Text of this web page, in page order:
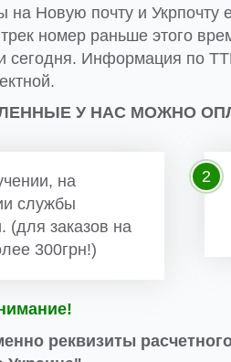
на Новую почту и Укрпочту
номер раньше этого
сегодня. Информация по
У НАС МОЖНО
на
службы
(для заказов на
300грн!)
2
реквизиты